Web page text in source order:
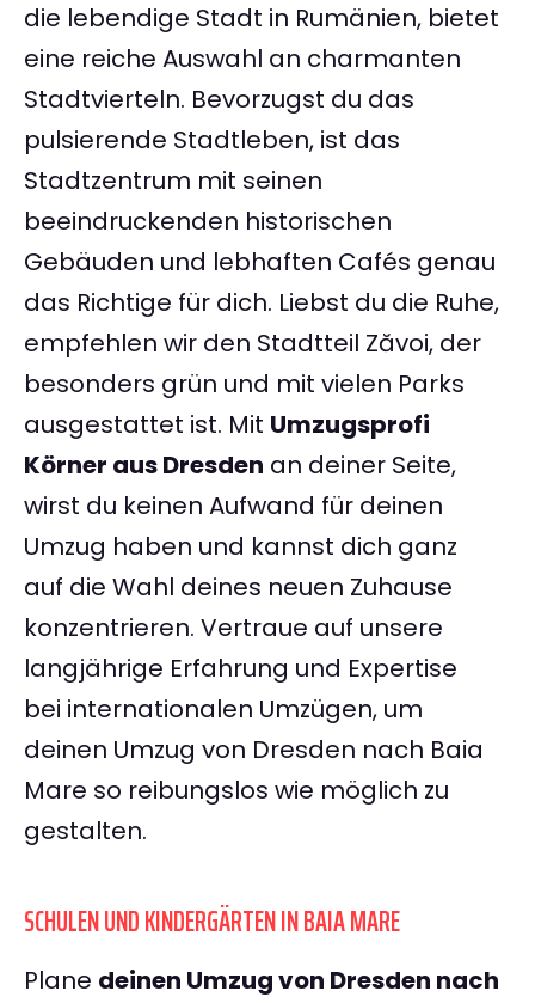
die lebendige Stadt in Rumänien, bietet
eine reiche Auswahl an charmanten
Stadtvierteln. Bevorzugst du das
pulsierende Stadtleben, ist das
Stadtzentrum mit seinen
beeindruckenden historischen
Gebäuden und lebhaften Cafés genau
das Richtige für dich. Liebst du die Ruhe,
empfehlen wir den Stadtteil Zăvoi, der
besonders grün und mit vielen Parks
ausgestattet ist. Mit Umzugsprofi
Körner aus Dresden an deiner Seite,
wirst du keinen Aufwand für deinen
Umzug haben und kannst dich ganz
auf die Wahl deines neuen Zuhause
konzentrieren. Vertraue auf unsere
langjährige Erfahrung und Expertise
bei internationalen Umzügen, um
deinen Umzug von Dresden nach Baia
Mare so reibungslos wie möglich zu
gestalten.
SCHULEN UND KINDERGÄRTEN IN BAIA MARE
Plane deinen Umzug von Dresden nach